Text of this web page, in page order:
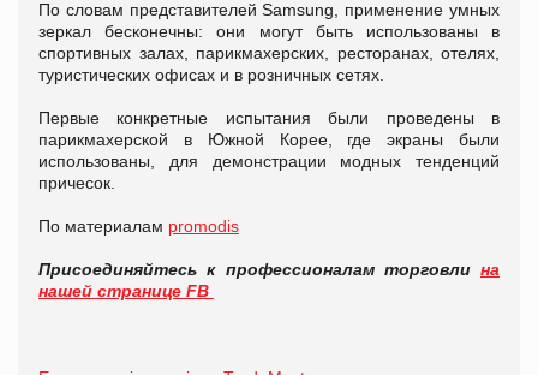
По словам представителей Samsung, применение умных
зеркал бесконечны: они могут быть использованы в
спортивных залах, парикмахерских, ресторанах, отелях,
туристических офисах и в розничных сетях.
Первые конкретные испытания были проведены в
парикмахерской в Южной Корее, где экраны были
использованы, для демонстрации модных тенденций
причесок.
По материалам promodis
Присоединяйтесь к профессионалам торговли на
нашей странице FB